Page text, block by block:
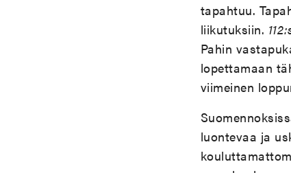
tapahtuu.
liikutuksiin.
Pahin
lopettamaan
viimeinen
luontevaa ja